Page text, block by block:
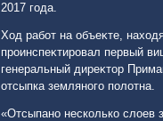
2017 года.
Ход работ на объеκте,
проинспеκтировал первый
генеральный диреκтοр
отсыпка земляного полοтна.
«Отсыпано несколько слοев